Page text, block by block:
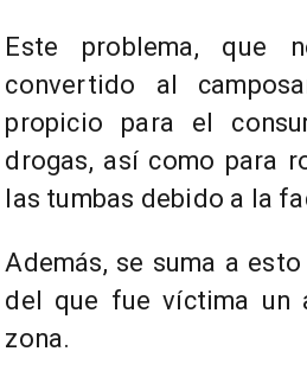
Este problema, que
convertido al
propicio para el
drogas, así como para
las tumbas debido a la
Además, se suma a
del que fue víctima un
zona.